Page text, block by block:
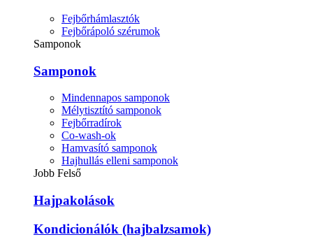
Fejbőrhámlasztók
Fejbőrápoló szérumok
Samponok
Samponok
Mindennapos samponok
Mélytisztító samponok
Fejbőrradírok
Co-wash-ok
Hamvasító samponok
Hajhullás elleni samponok
Jobb Felső
Hajpakolások
Kondicionálók (hajbalzsamok)